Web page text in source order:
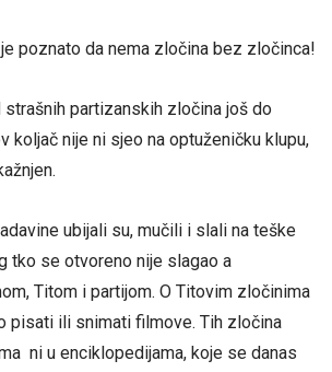
poznato da nema zločina bez zločinca!
partizanskih zločina još do
koljač nije ni sjeo na optuženičku klupu,
ubijali su, mučili i slali na teške
tko se otvoreno nije slagao a
Titom i partijom. O Titovim zločinima
pisati ili snimati filmove. Tih zločina
ni u enciklopedijama, koje se danas